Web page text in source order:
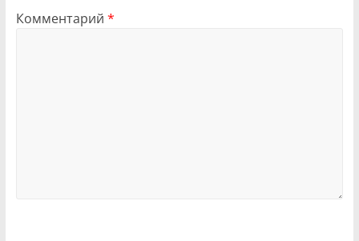
Комментарий *